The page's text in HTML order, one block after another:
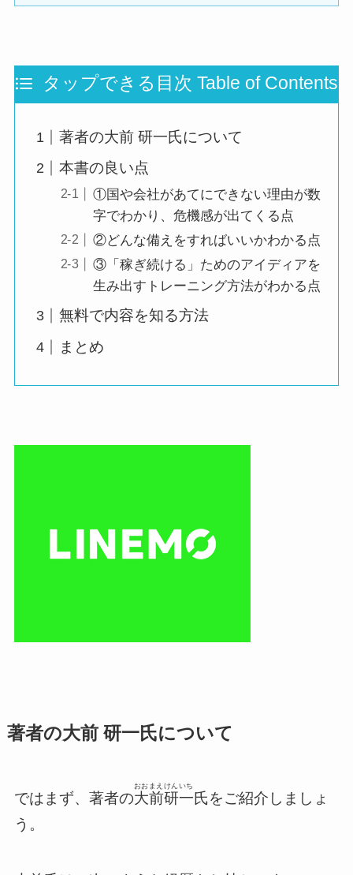
タップできる目次 Table of Contents
著者の大前 研一氏について
本書の良い点
①国や会社があてにできない理由が数
字でわかり、危機感が出てくる点
②どんな備えをすればいいかわかる点
③「稼ぎ続ける」ためのアイディアを
生み出すトレーニング方法がわかる点
無料で内容を知る方法
まとめ
著者の大前 研一氏について
ではまず、著者の大前
おおまえ
研一
けんいち
氏をご紹介しましょ
う。